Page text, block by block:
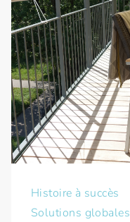
Histoire à succès
Solutions globales